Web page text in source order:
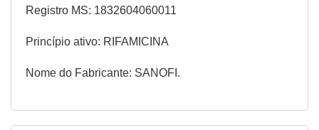
Registro MS: 1832604060011
Princípio ativo: RIFAMICINA
Nome do Fabricante: SANOFI.